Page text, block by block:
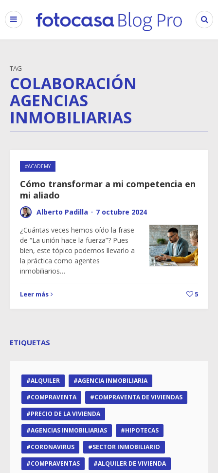
TAG
COLABORACIÓN
AGENCIAS
INMOBILIARIAS
#ACADEMY
Cómo transformar a mi competencia en
mi aliado
Alberto Padilla · 7 octubre 2024
¿Cuántas veces hemos oído la frase
de “La unión hace la fuerza”? Pues
bien, este tópico podemos llevarlo a
la práctica como agentes
inmobiliarios…
Leer más 5
ETIQUETAS
ALQUILER
AGENCIA INMOBILIARIA
COMPRAVENTA
COMPRAVENTA DE VIVIENDAS
PRECIO DE LA VIVIENDA
AGENCIAS INMOBILIARIAS
HIPOTECAS
CORONAVIRUS
SECTOR INMOBILIARIO
COMPRAVENTAS
ALQUILER DE VIVIENDA